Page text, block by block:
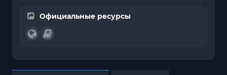
Официальные ресурсы